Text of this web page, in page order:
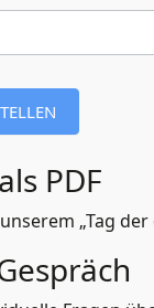
PDF
„Tag